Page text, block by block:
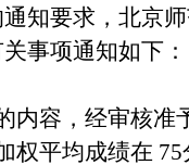
知要求，北京
事项通知如下：
内容，经审核准
权平均成绩在